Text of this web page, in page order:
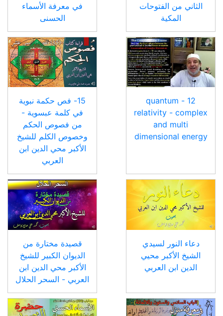
الثاني من الفتوحات
المكية
في معرفة الأسماء
الحسنى
12 - quantum
relativity - complex
and multi
dimensional energy
15- فص حكمة نبوية
في كلمة عبسوية -
من فصوص الحكم
وخصوص الكلم للشيخ
الأكبر محي الدين ابن
العربي
دعاء النور لسيدي
الشيخ الأكبر محيي
الدين ابن العربي
قصيدة مختارة من
الديوان الكبير للشيخ
الأكبر محي الدين ابن
العربي - السحر الحلال